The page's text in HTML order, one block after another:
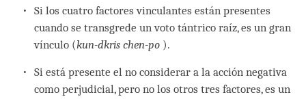
Si los cuatro factores vinculantes están presentes
cuando se transgrede un voto tántrico raíz, es un gran
vínculo (kun-dkris chen-po ).
Si está presente el no considerar a la acción negativa
como perjudicial, pero no los otros tres factores, es un